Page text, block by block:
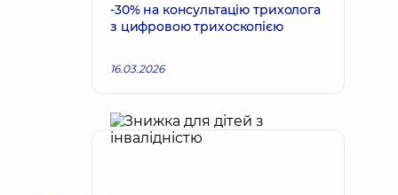
-30% на консультацію трихолога
з цифровою трихоскопією
16.03.2026